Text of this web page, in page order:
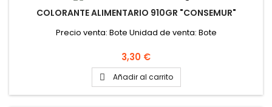
COLORANTE ALIMENTARIO 910GR "CONSEMUR"
Precio venta: Bote Unidad de venta: Bote
Precio
3,30 €
 Añadir al carrito